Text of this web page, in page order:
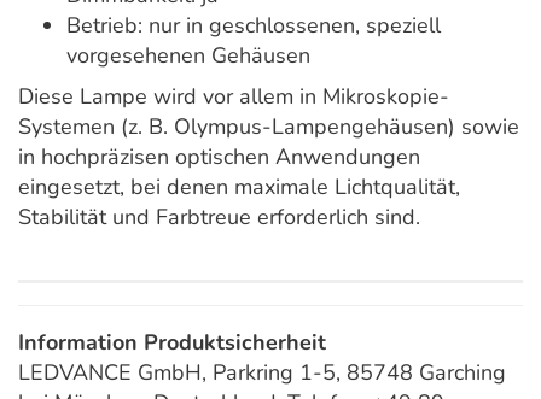
Betrieb: nur in geschlossenen, speziell
vorgesehenen Gehäusen
Diese Lampe wird vor allem in Mikroskopie-
Systemen (z. B. Olympus-Lampengehäusen) sowie
in hochpräzisen optischen Anwendungen
eingesetzt, bei denen maximale Lichtqualität,
Stabilität und Farbtreue erforderlich sind.
Information Produktsicherheit
LEDVANCE GmbH, Parkring 1-5, 85748 Garching